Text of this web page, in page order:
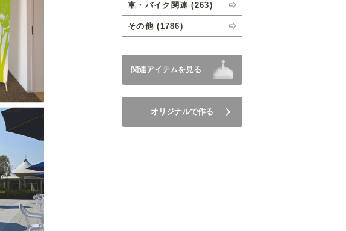
車・バイク関連 (263)
その他 (1786)
関連アイテムを見る
オリジナルで作る